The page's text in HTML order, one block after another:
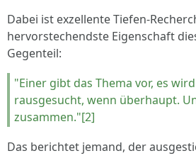
Dabei ist exzellente Tiefen-
hervorstechendste Eigenschaft
Gegenteil:
"Einer gibt das Thema vor, es
rausgesucht, wenn überhaupt.
zusammen."[2]
Das berichtet jemand, der